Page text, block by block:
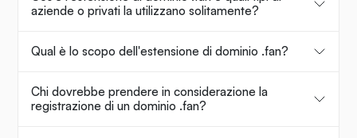
aziende o privati la utilizzano solitamente?
Qual è lo scopo dell'estensione di dominio .fan?
Chi dovrebbe prendere in considerazione la
registrazione di un dominio .fan?